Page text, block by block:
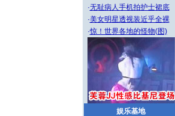
·无耻病人手机拍护士裙底
·美女明星透视装近乎全裸
·惊！世界各地的怪物(图)
娱乐基地